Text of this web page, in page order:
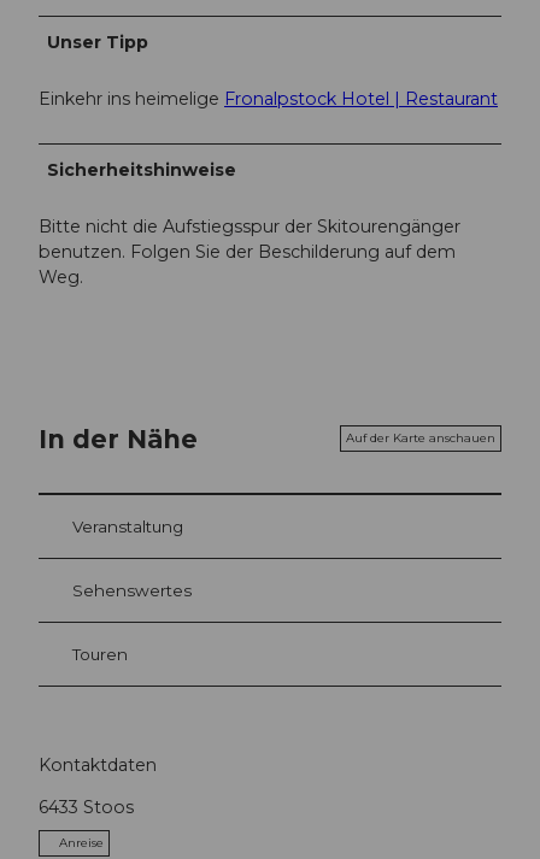
Unser Tipp
Einkehr ins heimelige Fronalpstock Hotel | Restaurant
Sicherheitshinweise
Bitte nicht die Aufstiegsspur der Skitourengänger
benutzen. Folgen Sie der Beschilderung auf dem
Weg.
In der Nähe Auf der Karte anschauen
Veranstaltung
Sehenswertes
Touren
Kontaktdaten
6433 Stoos
Anreise